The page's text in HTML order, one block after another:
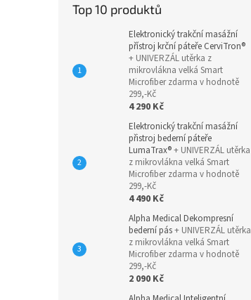
Top 10 produktů
Elektronický trakční masážní
přístroj krční páteře CerviTron®
+ UNIVERZÁL utěrka z
mikrovlákna velká Smart
Microfiber zdarma v hodnotě
299,-Kč
4 290 Kč
Elektronický trakční masážní
přistroj bederní páteře
LumaTrax®+ UNIVERZÁL utěrka
z mikrovlákna velká Smart
Microfiber zdarma v hodnotě
299,-Kč
4 490 Kč
Alpha Medical Dekompresní
bederní pás+ UNIVERZÁL utěrka
z mikrovlákna velká Smart
Microfiber zdarma v hodnotě
299,-Kč
2 090 Kč